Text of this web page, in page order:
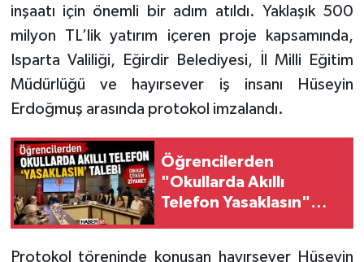
inşaatı için önemli bir adım atıldı. Yaklaşık 500
milyon TL’lik yatırım içeren proje kapsamında,
Isparta Valiliği, Eğirdir Belediyesi, İl Milli Eğitim
Müdürlüğü ve hayırsever iş insanı Hüseyin
Erdoğmuş arasında protokol imzalandı.
Öğrencilerden
"Okullarda Akıllı
Telefon Yasaklasın"
Protokol töreninde konuşan hayırsever Hüseyin
Spor
Tarihi Yapılarımız
Türkiye
Yerel
İletişim